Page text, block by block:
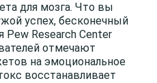
для мозга. Что вы
успех, бесконечный
Pew Research Center
отмечают
на эмоциональное
восстанавливает